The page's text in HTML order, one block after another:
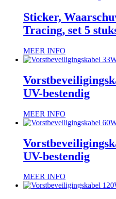
Sticker,
Tracing, set 5
MEER INFO
UV-bestendig
MEER INFO
UV-bestendig
MEER INFO